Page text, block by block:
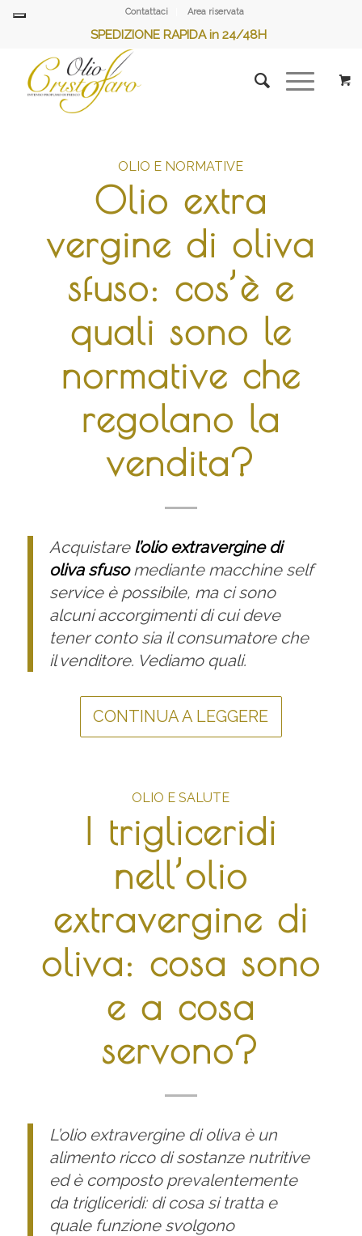
Contattaci Area riservata
SPEDIZIONE RAPIDA in 24/48H
OLIO E NORMATIVE
Olio extra
vergine di oliva
sfuso: cos’è e
quali sono le
normative che
regolano la
vendita?
Acquistarel’olio extravergine di
oliva sfusomediante macchine self
service è possibile, ma ci sono
alcuni accorgimenti di cui deve
tener conto sia il consumatore che
il venditore. Vediamo quali.
CONTINUA A LEGGERE
OLIO E SALUTE
I trigliceridi
nell’olio
extravergine di
oliva: cosa sono
e a cosa
servono?
L’olio extravergine di oliva è un
alimento ricco di sostanze nutritive
ed è composto prevalentemente
da trigliceridi: di cosa si tratta e
quale funzione svolgono